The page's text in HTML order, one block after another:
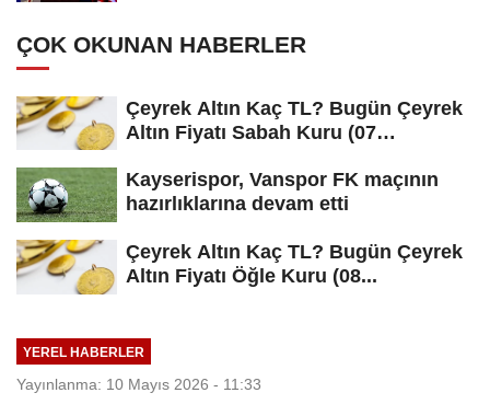
ÇOK OKUNAN HABERLER
Çeyrek Altın Kaç TL? Bugün Çeyrek
Altın Fiyatı Sabah Kuru (07
Kayserispor, Vanspor FK maçının
hazırlıklarına devam etti
Çeyrek Altın Kaç TL? Bugün Çeyrek
Altın Fiyatı Öğle Kuru (08...
YEREL HABERLER
Yayınlanma: 10 Mayıs 2026 - 11:33